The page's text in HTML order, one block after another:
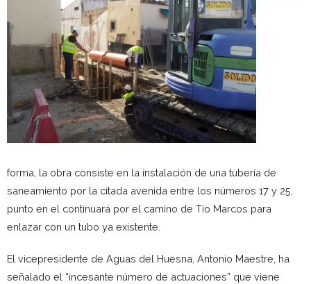
forma, la obra consiste en la instalación de una tubería de
saneamiento por la citada avenida entre los números 17 y 25,
punto en el continuará por el camino de Tío Marcos para
enlazar con un tubo ya existente.
El vicepresidente de Aguas del Huesna, Antonio Maestre, ha
señalado el “incesante número de actuaciones” que viene